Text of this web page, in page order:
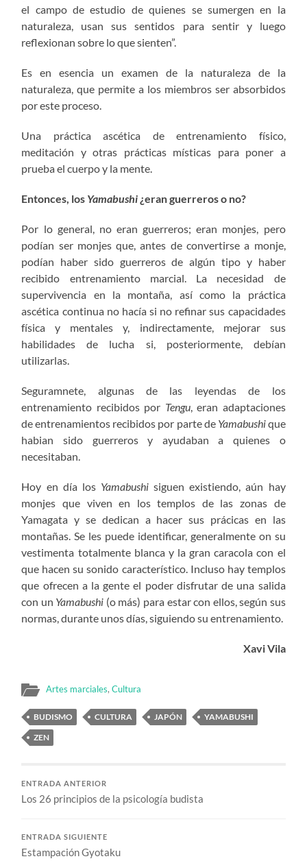
el campo de estudio de quienes se sumergen en la
naturaleza, usan sus sentidos para sentir y luego
reflexionan sobre lo que sienten”.
Es en esencia un examen de la naturaleza de la
naturaleza, que permite a los miembros ser absorbidos
por este proceso.
Una práctica ascética de entrenamiento físico,
meditación y otras prácticas místicas para poner a
prueba el cuerpo y la mente.
Entonces, los Yamabushi ¿eran guerreros o no?
Por lo general, no eran guerreros; eran monjes, pero
podían ser monjes que, antes de convertirse a monje,
podían haber sido guerreros de algún tipo y haber
recibido entrenamiento marcial. La necesidad de
supervivencia en la montaña, así como la práctica
ascética continua no hacía si no refinar sus capacidades
física y mentales y, indirectamente, mejorar sus
habilidades de lucha si, posteriormente, debían
utilizarlas.
Seguramnete, algunas de las leyendas de los
entrenamiento recibidos por Tengu, eran adaptaciones
de entrenamientos recibidos por parte de Yamabushique
habian sido guerreros y ayudaban a quienes o
necesitaban.
Hoy en día los Yamabushi siguen existiendo, aún hay
monjes que viven en los templos de las zonas de
Yamagata y se dedican a hacer sus prácicas en las
montañas. Se les puede identificar, generalmente on su
vestimenta totalmente blanca y la gran caracola con el
que hacen su sonido característico. Incluso hay templos
que ofrecen a la gente el poder disfrutar de una salida
con un Yamabushi (o más) para estar con ellos, según sus
normas, durante unos días, siguiendo su entrenamiento.
Xavi Vila
Artes marciales,Cultura
BUDISMO CULTURA JAPÓN
YAMABUSHI
ZEN
ENTRADA ANTERIOR
Los 26 principios de la psicología budista
ENTRADA SIGUIENTE
Estampación Gyotaku